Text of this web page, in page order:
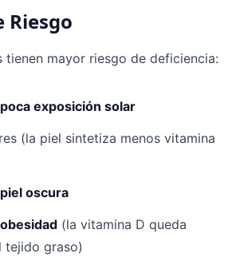
Riesgo
tienen mayor riesgo de deficiencia:
poca exposición solar
(la piel sintetiza menos vitamina
piel oscura
obesidad (la vitamina D queda
tejido graso)